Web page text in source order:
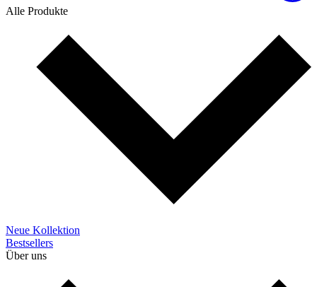
Alle Produkte
Neue Kollektion
Bestsellers
Über uns